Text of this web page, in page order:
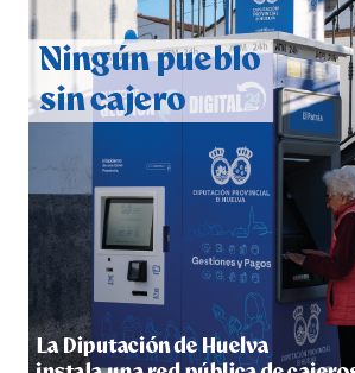
CUARTA CORRIDA DE LAS FIESTAS
2026
hace 5 días·Huelvatv
4º DÍA DE LAS FIESTAS
hace 5 días·Huelvatv